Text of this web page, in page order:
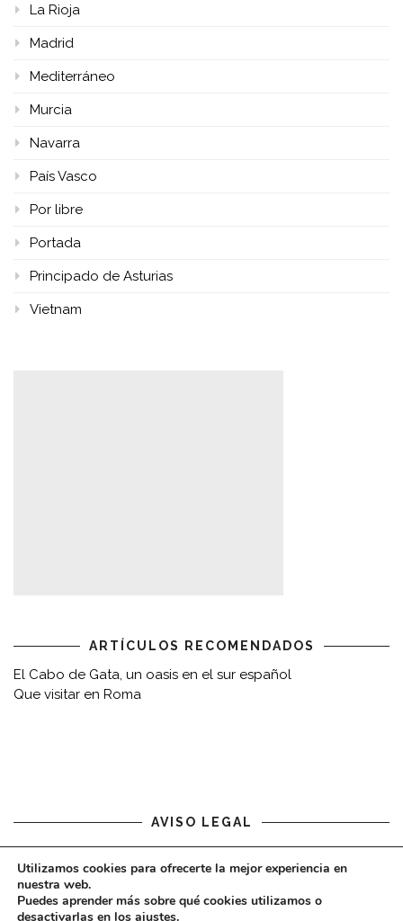
La Rioja
Madrid
Mediterráneo
Murcia
Navarra
País Vasco
Por libre
Portada
Principado de Asturias
Vietnam
ARTÍCULOS RECOMENDADOS
El Cabo de Gata, un oasis en el sur español
Que visitar en Roma
AVISO LEGAL
Aviso legal
Utilizamos cookies para ofrecerte la mejor experiencia en
nuestra web.
Puedes aprender más sobre qué cookies utilizamos o
desactivarlas en los ajustes.